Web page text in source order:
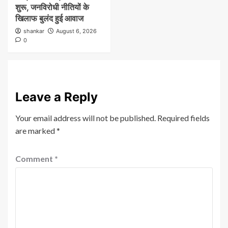
शुरू, जनविरोधी नीतियों के
खिलाफ बुलंद हुई आवाज
shankar
August 6, 2026
0
Leave a Reply
Your email address will not be published. Required fields
are marked*
Comment *